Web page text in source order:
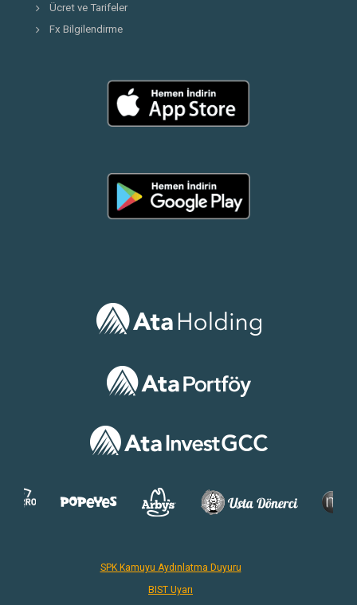
Ücret ve Tarifeler
Fx Bilgilendirme
SPK Kamuyu Aydınlatma Duyuru
BIST Uyarı